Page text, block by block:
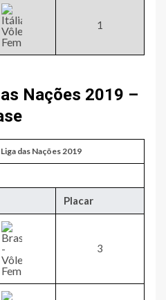
​1
Nações 2019 –
das Nações 2019
Placar
​3